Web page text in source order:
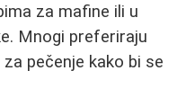
za mafine ili u
Mnogi preferiraju
pečenje kako bi se